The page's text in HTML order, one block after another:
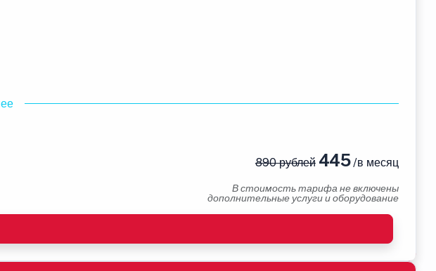
890 рублей445/в месяц
В стоимость тарифа не включены
дополнительные услуги и оборудование